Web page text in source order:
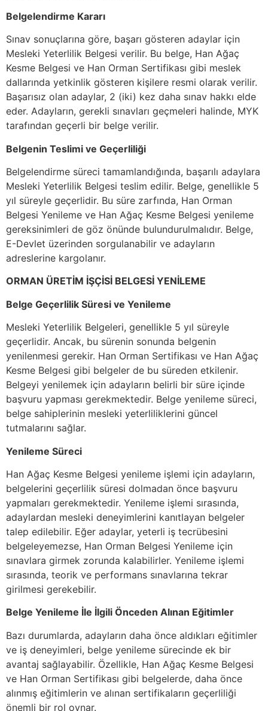
Belgelendirme Kararı
Sınav sonuçlarına göre, başarı gösteren adaylar için
Mesleki Yeterlilik Belgesi verilir. Bu belge, Han Ağaç
Kesme Belgesi ve Han Orman Sertifikası gibi meslek
dallarında yetkinlik gösteren kişilere resmi olarak verilir.
Başarısız olan adaylar, 2 (iki) kez daha sınav hakkı elde
eder. Adayların, gerekli sınavları geçmeleri halinde, MYK
tarafından geçerli bir belge verilir.
Belgenin Teslimi ve Geçerliliği
Belgelendirme süreci tamamlandığında, başarılı adaylara
Mesleki Yeterlilik Belgesi teslim edilir. Belge, genellikle 5
yıl süreyle geçerlidir. Bu süre zarfında, Han Orman
Belgesi Yenileme ve Han Ağaç Kesme Belgesi yenileme
gereksinimleri de göz önünde bulundurulmalıdır. Belge,
E-Devlet üzerinden sorgulanabilir ve adayların
adreslerine kargolanır.
ORMAN ÜRETİM İŞÇİSİ BELGESİ YENİLEME
Belge Geçerlilik Süresi ve Yenileme
Mesleki Yeterlilik Belgeleri, genellikle 5 yıl süreyle
geçerlidir. Ancak, bu sürenin sonunda belgenin
yenilenmesi gerekir. Han Orman Sertifikası ve Han Ağaç
Kesme Belgesi gibi belgeler de bu süreden etkilenir.
Belgeyi yenilemek için adayların belirli bir süre içinde
başvuru yapması gerekmektedir. Belge yenileme süreci,
belge sahiplerinin mesleki yeterliliklerini güncel
tutmalarını sağlar.
Yenileme Süreci
Han Ağaç Kesme Belgesi yenileme işlemi için adayların,
belgelerini geçerlilik süresi dolmadan önce başvuru
yapmaları gerekmektedir. Yenileme işlemi sırasında,
adaylardan mesleki deneyimlerini kanıtlayan belgeler
talep edilebilir. Eğer adaylar, yeterli iş tecrübesini
belgeleyemezse, Han Orman Belgesi Yenileme için
sınavlara girmek zorunda kalabilirler. Yenileme işlemi
sırasında, teorik ve performans sınavlarına tekrar
girilmesi gerekebilir.
Belge Yenileme İle İlgili Önceden Alınan Eğitimler
Bazı durumlarda, adayların daha önce aldıkları eğitimler
ve iş deneyimleri, belge yenileme sürecinde ek bir
avantaj sağlayabilir. Özellikle, Han Ağaç Kesme Belgesi
ve Han Orman Sertifikası gibi belgelerde, daha önce
alınmış eğitimlerin ve alınan sertifikaların geçerliliği
önemli bir rol oynar.